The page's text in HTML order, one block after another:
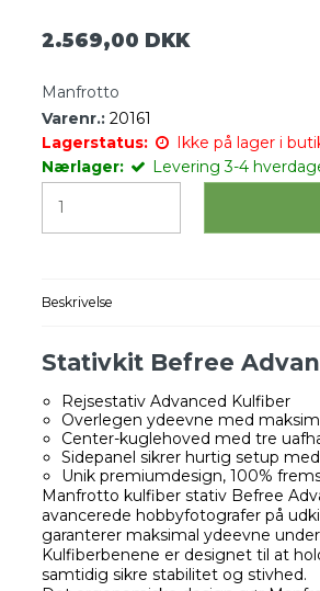
2.569,00 DKK
Manfrotto
Varenr.: 20161
Lagerstatus:
Ikke på lager i
Nærlager:
Levering 3-4
Beskrivelse
Stativkit Befree
Rejsestativ Advanced Kulfiber
Overlegen ydeevne med
Center-kuglehoved med tre
Sidepanel sikrer hurtig setup
Unik premiumdesign, 100%
Manfrotto kulfiber stativ Befree
avancerede hobbyfotografer på
garanterer maksimal ydeevne
Kulfiberbenene er designet til at
samtidig sikre stabilitet og stivhed.